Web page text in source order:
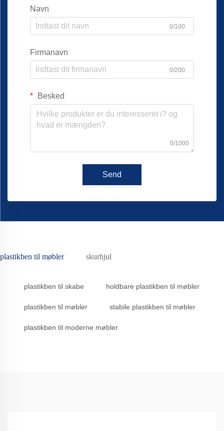
Navn
0/100
Firmanavn
0/200
Besked
0/1000
Send
plastikben til møbler skurhjul
plastikben til skabe holdbare plastikben til møbler
plastikben til møbler stabile plastikben til møbler
plastikben til moderne møbler